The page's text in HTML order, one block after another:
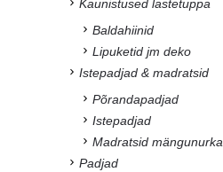
Kaunistused lastetuppa
Baldahiinid
Lipuketid jm deko
Istepadjad & madratsid
Põrandapadjad
Istepadjad
Madratsid mängunurka
Padjad